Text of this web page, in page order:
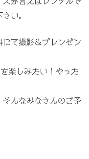
い。
て撮影＆プレンゼン
楽しみたい！やった
んなみなさんのご予